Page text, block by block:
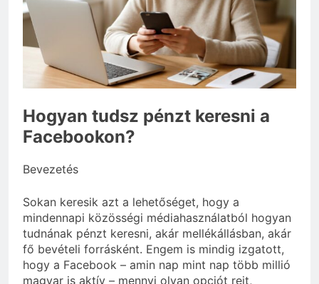
Mit hány fokon kell
mosni?
3 Nap Ezelőtt
Hogyan tudsz pénzt keresni a
Facebookon?
Bevezetés
Sokan keresik azt a lehetőséget, hogy a
mindennapi közösségi médiahasználatból hogyan
tudnának pénzt keresni, akár mellékállásban, akár
fő bevételi forrásként. Engem is mindig izgatott,
hogy a Facebook – amin nap mint nap több millió
magyar is aktív – mennyi olyan opciót rejt,